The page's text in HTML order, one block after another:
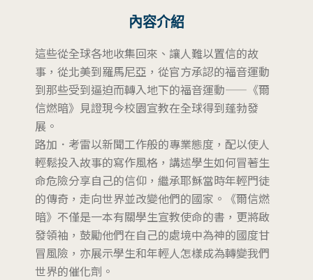
內容介紹
這些從全球各地收集回來、讓人難以置信的故
事，從北美到羅馬尼亞，從官方承認的福音運動
到那些受到逼迫而轉入地下的福音運動——《爾
信燃暗》見證現今校園宣教在全球得到蓬勃發
展。
路加．考雷以新聞工作般的專業態度，配以使人
輕鬆投入故事的寫作風格，講述學生如何冒著生
命危險分享自己的信仰，繼承耶穌當時年輕門徒
的傳奇，走向世界並改變他們的國家。《爾信燃
暗》不僅是一本有關學生宣教使命的書，更將啟
發領袖，鼓勵他們在自己的處境中為神的國度甘
冒風險，亦展示學生和年輕人怎樣成為轉變我們
世界的催化劑。